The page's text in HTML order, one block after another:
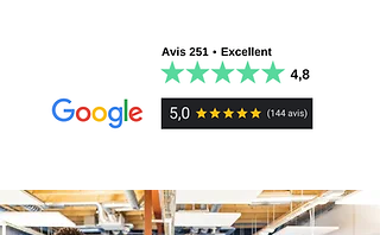
grâce aux techniques d'apprentissage les
LUDIQUES & MOTIVANTES:
Apprends en t’amusant avec des
Plus tu révises, plus tu prends goût à la
matière !
à vos questions (24h)
LES ÉLÉMENTS CONSTITUTIFS DE
L’INFRACTION
FICHE N° 4 – L’ÉLÉMENT MATÉRIEL
III.LA RECHERCHE DE LA